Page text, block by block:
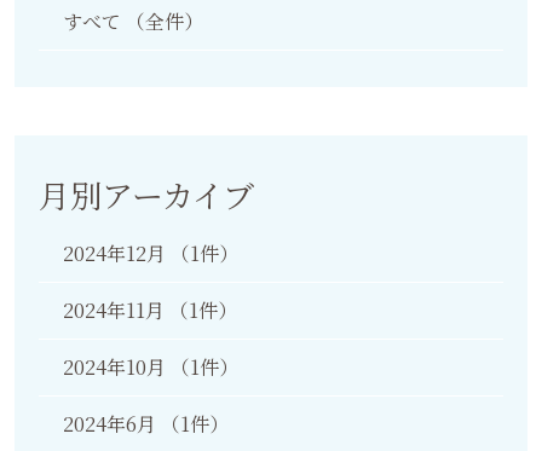
すべて （全件）
月別アーカイブ
2024年12月 （1件）
2024年11月 （1件）
2024年10月 （1件）
2024年6月 （1件）